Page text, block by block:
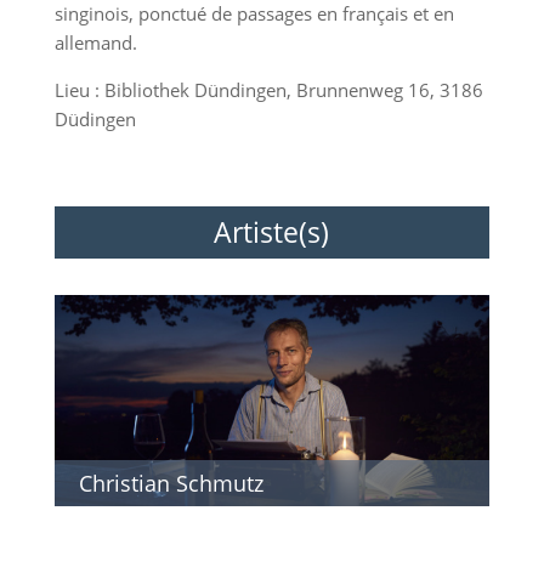
singinois, ponctué de passages en français et en
allemand.
Lieu : Bibliothek Dündingen, Brunnenweg 16, 3186
Düdingen
Artiste(s)
Christian Schmutz